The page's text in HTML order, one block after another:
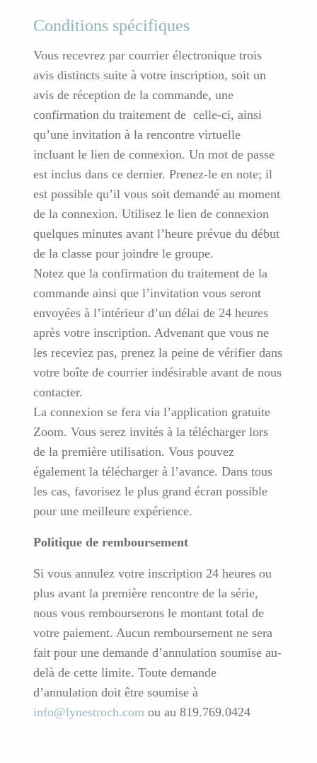
Conditions spécifiques
Vous recevrez par courrier électronique trois
avis distincts suite à votre inscription, soit un
avis de réception de la commande, une
confirmation du traitement de celle-ci, ainsi
qu’une invitation à la rencontre virtuelle
incluant le lien de connexion. Un mot de passe
est inclus dans ce dernier. Prenez-le en note; il
est possible qu’il vous soit demandé au moment
de la connexion. Utilisez le lien de connexion
quelques minutes avant l’heure prévue du début
de la classe pour joindre le groupe.
Notez que la confirmation du traitement de la
commande ainsi que l’invitation vous seront
envoyées à l’intérieur d’un délai de 24 heures
après votre inscription. Advenant que vous ne
les receviez pas, prenez la peine de vérifier dans
votre boîte de courrier indésirable avant de nous
contacter.
La connexion se fera via l’application gratuite
Zoom. Vous serez invités à la télécharger lors
de la première utilisation. Vous pouvez
également la télécharger à l’avance. Dans tous
les cas, favorisez le plus grand écran possible
pour une meilleure expérience.
Politique de remboursement
Si vous annulez votre inscription 24 heures ou
plus avant la première rencontre de la série,
nous vous rembourserons le montant total de
votre paiement. Aucun remboursement ne sera
fait pour une demande d’annulation soumise au-
delà de cette limite. Toute demande
d’annulation doit être soumise à
info@lynestroch.com ou au 819.769.0424